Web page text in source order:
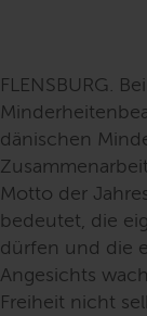
FLENSBURG.
dänischen
Motto der
bedeutet, die
dürfen und die
Angesichts
Freiheit nicht